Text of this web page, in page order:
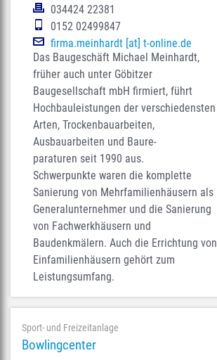
034424 22381
0152 02499847
firma.meinhardt [at] t-online.de
Das Baugeschäft Michael Meinhardt,
früher auch unter Göbitzer
Baugesellschaft mbH firmiert, führt
Hochbauleistungen der verschiedensten
Arten, Trockenbauarbeiten,
Ausbauarbeiten und Baure-
paraturen seit 1990 aus.
Schwerpunkte waren die komplette
Sanierung von Mehrfamilienhäusern als
Generalunternehmer und die Sanierung
von Fachwerkhäusern und
Baudenkmälern. Auch die Errichtung von
Einfamilienhäusern gehört zum
Leistungsumfang.
Sport- und Freizeitanlage
Bowlingcenter